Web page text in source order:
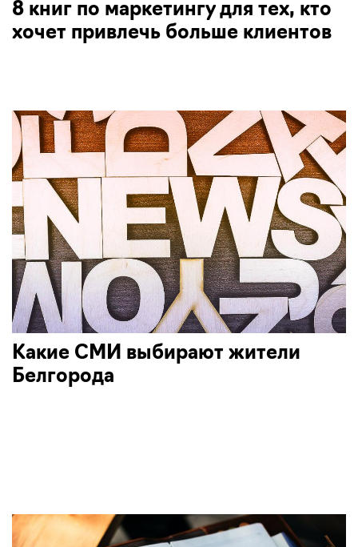
8 книг по маркетингу для тех, кто
хочет привлечь больше клиентов
Какие СМИ выбирают жители
Белгорода